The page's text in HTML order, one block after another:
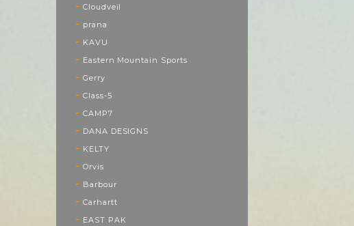
Cloudveil
prana
KAVU
Eastern Mountain Sports
Gerry
Class-5
CAMP7
DANA DESIGNS
KELTY
Orvis
Barbour
Carhartt
EAST PAK